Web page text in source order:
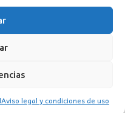
Aviso legal y condiciones de uso